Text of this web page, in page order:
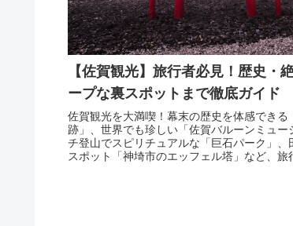
【佐賀観光】旅行者必見！歴史・
ープな裏スポットまで徹底ガイド
佐賀観光を大満喫！幕末の歴史を体感できる
跡」、世界でも珍しい「佐賀バルーンミュー
チ登山でスピリチュアルな「巨石パーク」、
スポット「神埼市のエッフェル塔」など、旅